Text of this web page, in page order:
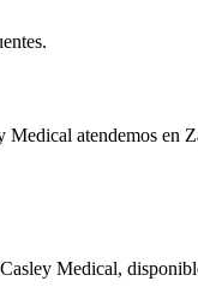
atendemos en
Medical,